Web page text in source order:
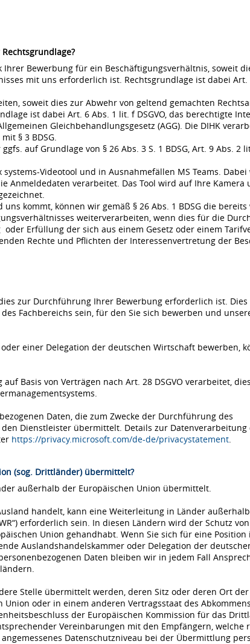
Bewerbung für ein Beschäftigungsverhältnis, soweit
mit uns erforderlich ist. Rechtsgrundlage ist dabei Art.
soweit dies zur Abwehr von geltend gemachten
ist dabei Art. 6 Abs. 1 lit. f DSGVO, das berechtigte
Gleichbehandlungsgesetz (AGG). Die DIHK
§ 3 BDSG.
auf Grundlage von § 26 Abs. 3 S. 1 BDSG, Art. 9 Abs. 2
Videotool und in Ausnahmefällen MS Teams.
Anmeldedaten verarbeitet. Das Tool wird auf Ihre Kamera
kommt, können wir gemäß § 26 Abs. 1 BDSG die bereits
weiterverarbeiten, wenn dies für die
Erfüllung der sich aus einem Gesetz oder einem
Rechte und Pflichten der Interessenvertretung der
zur Durchführung Ihrer Bewerbung erforderlich ist. Dies
Fachbereichs sein, für den Sie sich bewerben und
einer Delegation der deutschen Wirtschaft bewerben,
Basis von Verträgen nach Art. 28 DSGVO verarbeitet,
Daten, die zum Zwecke der Durchführung des
Dienstleister übermittelt. Details zur
https://privacy.microsoft.com/de-de/privacystatement.
(sog. Drittländer) übermittelt?
außerhalb der Europäischen Union übermittelt.
handelt, kann eine Weiterleitung in Länder
erforderlich sein. In diesen Ländern wird der Schutz von
Union gehandhabt. Wenn Sie sich für eine Position
Auslandshandelskammer oder Delegation der
Daten bleiben wir in jedem Fall
Stelle übermittelt werden, deren Sitz oder deren Ort der
oder in einem anderen Vertragsstaat des
der Europäischen Kommission für das
Vereinbarungen mit den Empfängern, welche
Datenschutzniveau bei der Übermittlung